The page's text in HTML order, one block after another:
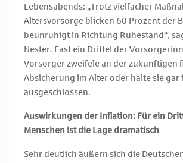
Lebensabends: „Trotz vielfacher
Altersvorsorge blicken 60 Prozent der
beunruhigt in Richtung Ruhestand“,
Nester. Fast ein Drittel der
Vorsorger zweifele an der zukünftigen
Absicherung im Alter oder halte sie gar
ausgeschlossen.
Auswirkungen der Inflation: Für ein
Menschen ist die Lage dramatisch
Sehr deutlich äußern sich die